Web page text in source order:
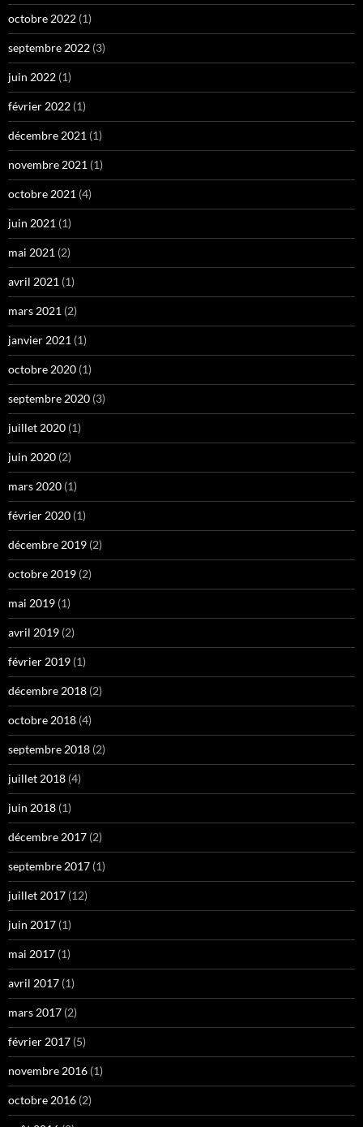
octobre 2022 (1)
septembre 2022 (3)
juin 2022 (1)
février 2022 (1)
décembre 2021 (1)
novembre 2021 (1)
octobre 2021 (4)
juin 2021 (1)
mai 2021 (2)
avril 2021 (1)
mars 2021 (2)
janvier 2021 (1)
octobre 2020 (1)
septembre 2020 (3)
juillet 2020 (1)
juin 2020 (2)
mars 2020 (1)
février 2020 (1)
décembre 2019 (2)
octobre 2019 (2)
mai 2019 (1)
avril 2019 (2)
février 2019 (1)
décembre 2018 (2)
octobre 2018 (4)
septembre 2018 (2)
juillet 2018 (4)
juin 2018 (1)
décembre 2017 (2)
septembre 2017 (1)
juillet 2017 (12)
juin 2017 (1)
mai 2017 (1)
avril 2017 (1)
mars 2017 (2)
février 2017 (5)
novembre 2016 (1)
octobre 2016 (2)